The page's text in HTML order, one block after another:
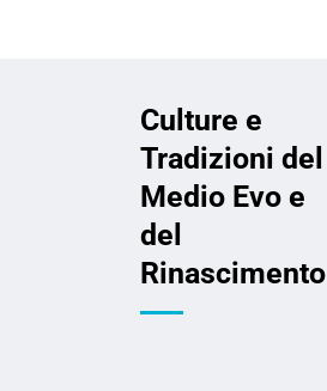
Culture e
Tradizioni del
Medio Evo e
del
Rinascimento